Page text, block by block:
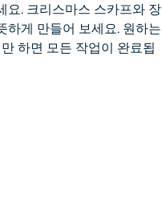
요. 크리스마스 스카프와 장
하게 만들어 보세요. 원하는
하면 모든 작업이 완료됩